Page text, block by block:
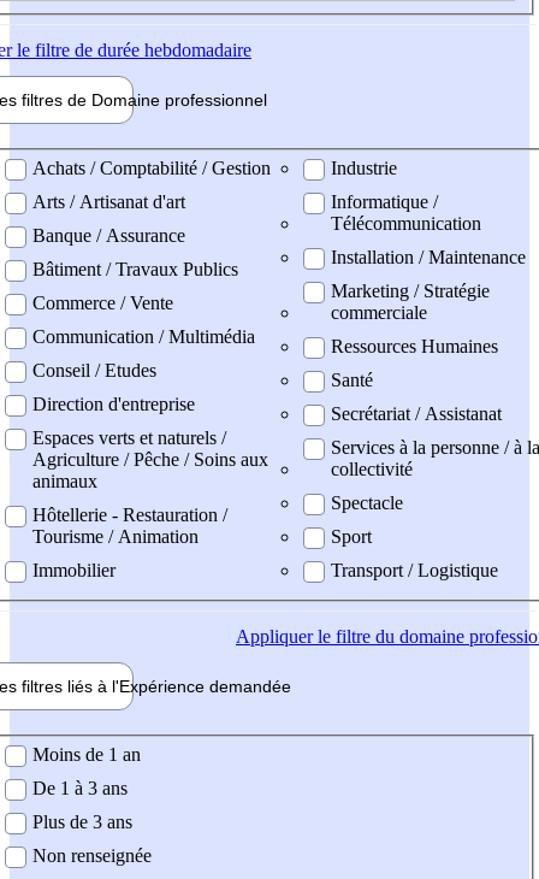
le filtre de durée hebdomadaire
filtres de Domaine professionnel
professionel
Achats / Comptabilité / Gestion
Arts / Artisanat d'art
Banque / Assurance
Bâtiment / Travaux Publics
Commerce / Vente
Communication / Multimédia
Conseil / Etudes
Direction d'entreprise
Espaces verts et naturels /
Agriculture / Pêche / Soins aux
animaux
Hôtellerie - Restauration /
Tourisme / Animation
Immobilier
Industrie
Informatique /
Télécommunication
Installation / Maintenance
Marketing / Stratégie
commerciale
Ressources Humaines
Santé
Secrétariat / Assistanat
Services à la personne / à la
collectivité
Spectacle
Sport
Transport / Logistique
Appliquerle filtre du domaine
filtres liés à l'Expérience demandée
demandée
Moins de 1 an
De 1 à 3 ans
Plus de 3 ans
Non renseignée